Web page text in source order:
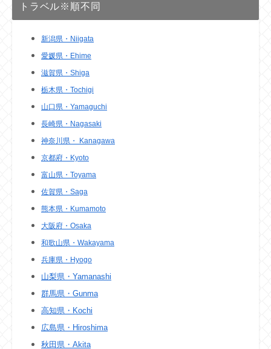
トラベル※順不同
新潟県・Niigata
愛媛県・Ehime
滋賀県・Shiga
栃木県・Tochigi
山口県・Yamaguchi
長崎県・Nagasaki
神奈川県・ Kanagawa
京都府・Kyoto
富山県・Toyama
佐賀県・Saga
熊本県・Kumamoto
大阪府・Osaka
和歌山県・Wakayama
兵庫県・Hyogo
山梨県・Yamanashi
群馬県・Gunma
高知県・Kochi
広島県・Hiroshima
秋田県・Akita